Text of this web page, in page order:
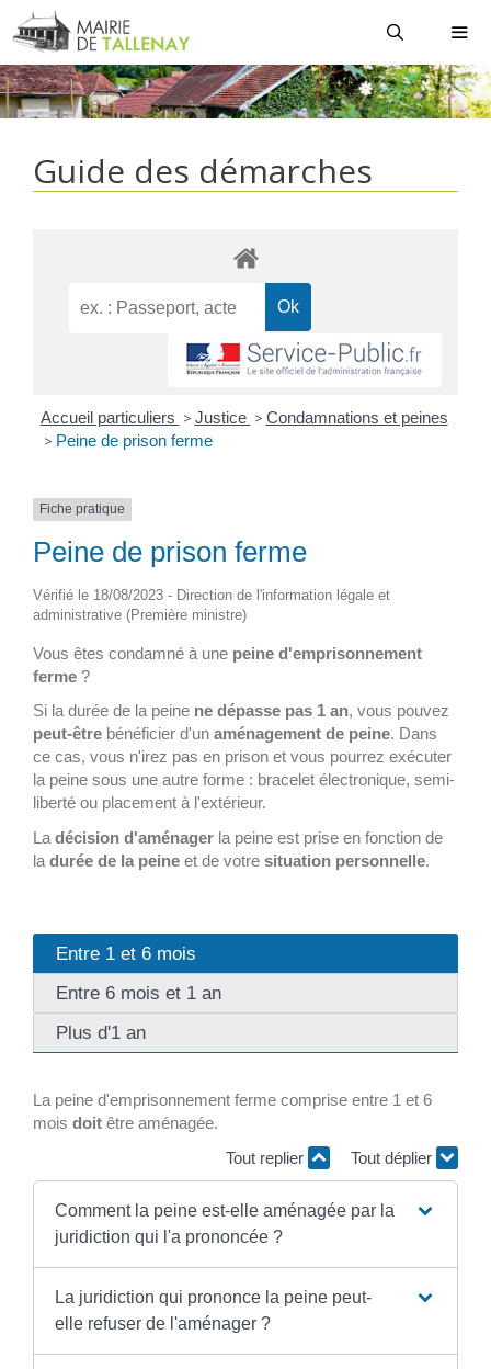
Aller
au
contenu
Guide des démarches
Accueil particuliers > Justice > Condamnations et peines
> Peine de prison ferme
Fiche pratique
Peine de prison ferme
Vérifié le 18/08/2023 - Direction de l'information légale et
administrative (Première ministre)
Vous êtes condamné à une peine d'emprisonnement
ferme ?
Si la durée de la peine ne dépasse pas 1 an, vous pouvez
peut-être bénéficier d'un aménagement de peine. Dans
ce cas, vous n'irez pas en prison et vous pourrez exécuter
la peine sous une autre forme : bracelet électronique, semi-
liberté ou placement à l'extérieur.
La décision d'aménager la peine est prise en fonction de
la durée de la peine et de votre situation personnelle.
Entre 1 et 6 mois
Entre 6 mois et 1 an
Plus d'1 an
La peine d'emprisonnement ferme comprise entre 1 et 6
mois doit être aménagée.
Tout replier
Tout déplier
Comment la peine est-elle aménagée par la
juridiction qui l'a prononcée ?
La juridiction qui prononce la peine peut-
elle refuser de l'aménager ?